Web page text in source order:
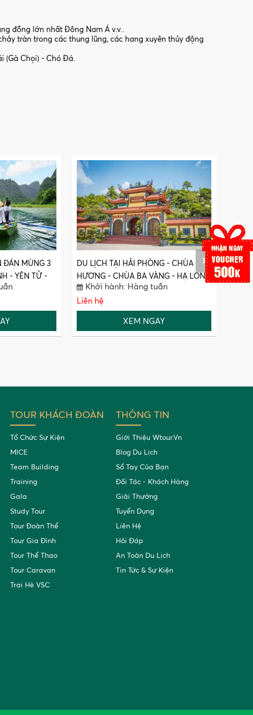
đồng lớn nhất Đông Nam Á v.v..
tràn trong các thung lũng, các hang xuyên thủy động
(Gà Chọi) - Chó Đá.
ĐÁN MÙNG 3
- YÊN TỬ -
DU LỊCH TẠI HẢI PHÒNG - CHÙA
HƯƠNG - CHÙA BA VÀNG - HẠ LONG
- HÀ NỘI
Khởi hành: Hàng tuần
Liên hệ
XEM NGAY
DU
[HÀ
›
TOUR KHÁCH ĐOÀN
Tổ Chức Sự Kiện
MICE
Team Building
Training
Gala
Study Tour
Tour Đoàn Thể
Tour Gia Đình
Tour Thể Thao
Tour Caravan
Trại Hè VSC
THÔNG TIN
Giới Thiệu Wtour.vn
Blog Du Lịch
Sổ Tay Của Bạn
Đối Tác - Khách Hàng
Giải Thưởng
Tuyển Dụng
Liên Hệ
Hỏi Đáp
An Toàn Du Lịch
Tin Tức & Sự Kiện